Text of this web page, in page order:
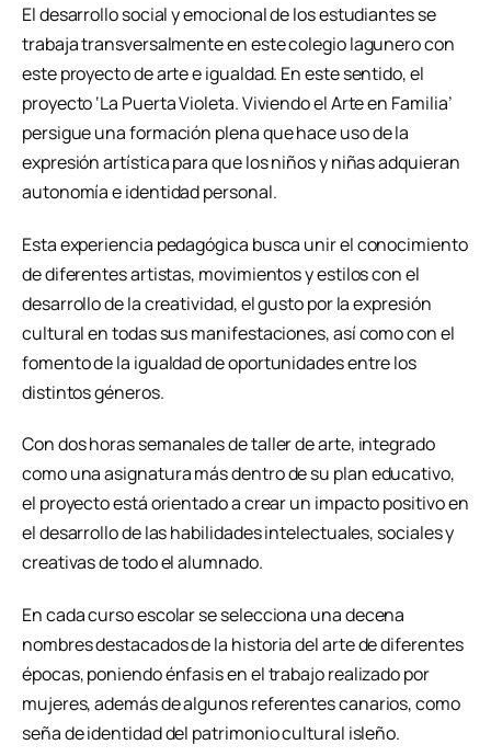
El desarrollo social y emocional de los estudiantes se
trabaja transversalmente en este colegio lagunero con
este proyecto de arte e igualdad. En este sentido, el
proyecto ‘La Puerta Violeta. Viviendo el Arte en Familia’
persigue una formación plena que hace uso de la
expresión artística para que los niños y niñas adquieran
autonomía e identidad personal.
Esta experiencia pedagógica busca unir el conocimiento
de diferentes artistas, movimientos y estilos con el
desarrollo de la creatividad, el gusto por la expresión
cultural en todas sus manifestaciones, así como con el
fomento de la igualdad de oportunidades entre los
distintos géneros.
Con dos horas semanales de taller de arte, integrado
como una asignatura más dentro de su plan educativo,
el proyecto está orientado a crear un impacto positivo en
el desarrollo de las habilidades intelectuales, sociales y
creativas de todo el alumnado.
En cada curso escolar se selecciona una decena
nombres destacados de la historia del arte de diferentes
épocas, poniendo énfasis en el trabajo realizado por
mujeres, además de algunos referentes canarios, como
seña de identidad del patrimonio cultural isleño.